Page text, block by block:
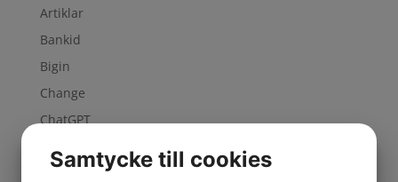
Artiklar
Bankid
Bigin
Change
ChatGPT
CRM
Samtycke till cookies